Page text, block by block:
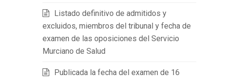
Listado definitivo de admitidos y
excluidos, miembros del tribunal y fecha de
examen de las oposiciones del Servicio
Murciano de Salud
Publicada la fecha del examen de 16